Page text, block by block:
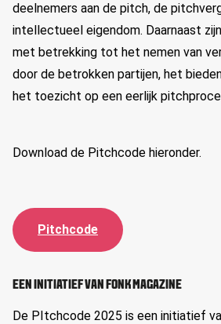
deelnemers aan de pitch, de
intellectueel eigendom. Daarnaast
met betrekking tot het nemen van
door de betrokken partijen, het
het toezicht op een eerlijk
Download de Pitchcode hieronder.
Pitchcode
EEN INITIATIEF VAN FONK MAGAZINE
De PItchcode 2025 is een initiatief